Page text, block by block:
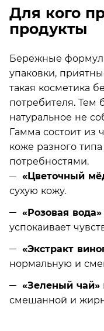
Для кого
продукты
Бережные
упаковки,
такая косметика
потребителя. Тем
натуральное не
Гамма состоит из
коже разного
потребностями.
«Цветочный
сухую кожу.
«Розовая вода»
успокаивает
«Экстракт
нормальную и
«Зеленый чай»
смешанной и